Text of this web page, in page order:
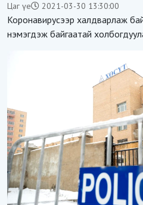
Цаг үе 2021-03-30 13:30:00
Коронавирусээр халдварлаж
нэмэгдэж байгаатай